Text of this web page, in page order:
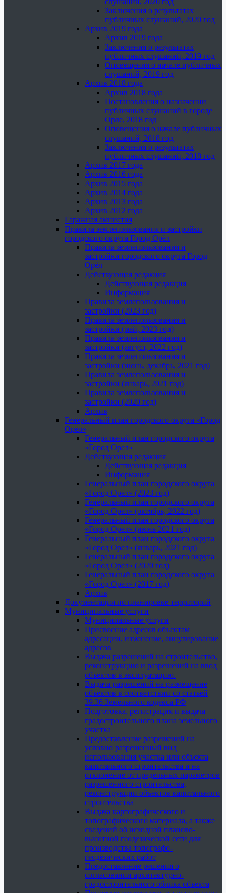
Заключения о результатах
публичных слушаний, 2020 год
Архив 2019 года
Архив 2019 года
Заключения о результатах
публичных слушаний, 2019 год
Оповещения о начале публичных
слушаний, 2019 год
Архив 2018 года
Архив 2018 года
Постановления о назначении
публичных слушаний в городе
Орле, 2018 год
Оповещения о начале публичных
слушаний, 2018 год
Заключения о результатах
публичных слушаний, 2018 год
Архив 2017 года
Архив 2016 года
Архив 2015 года
Архив 2014 года
Архив 2013 года
Архив 2012 года
Гаражная амнистия
Правила землепользования и застройки
городского округа Город Орёл
Правила землепользования и
застройки городского округа Город
Орёл
Действующая редакция
Действующая редакция
Информация
Правила землепользования и
застройки (2023 год)
Правила землепользования и
застройки (май, 2023 год)
Правила землепользования и
застройки (август, 2022 год)
Правила землепользования и
застройки (июнь, декабрь, 2021 год)
Правила землепользования и
застройки (январь, 2021 год)
Правила землепользования и
застройки (2020 год)
Архив
Генеральный план городского округа «Город
Орел»
Генеральный план городского округа
«Город Орел»
Действующая редакция
Действующая редакция
Информация
Генеральный план городского округа
«Город Орел» (2023 год)
Генеральный план городского округа
«Город Орел» (октябрь, 2022 год)
Генеральный план городского округа
«Город Орел» (июнь 2021 год)
Генеральный план городского округа
«Город Орел» (январь, 2021 год)
Генеральный план городского округа
«Город Орел» (2020 год)
Генеральный план городского округа
«Город Орел» (2017 год)
Архив
Документация по планировке территорий
Муниципальные услуги
Муниципальные услуги
Присвоение адресов объектам
адресации, изменение, аннулирование
адресов
Выдача разрешений на строительство,
реконструкцию и разрешений на ввод
объектов в эксплуатацию.
Выдача разрешений на размещение
объектов в соответствии со статьей
39.36 Земельного кодекса РФ
Подготовка, регистрация и выдача
градостроительного плана земельного
участка
Предоставление разрешений на
условно разрешенный вид
использования участка или объекта
капитального строительства и на
отклонение от предельных параметров
разрешенного строительства,
реконструкции объектов капитального
строительства
Выдача картографического и
топографического материала, а также
сведений об исходной планово-
высотной геодезической сети для
производства топографо-
геодезических работ
Предоставление решения о
согласовании архитектурно-
градостроительного облика объекта